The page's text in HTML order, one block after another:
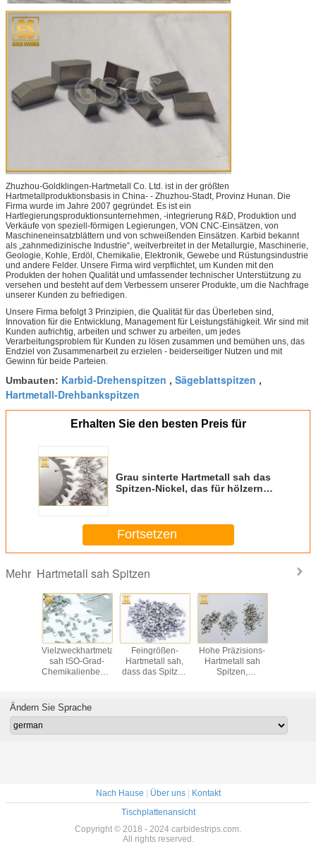
Zhuzhou-Goldklingen-Hartmetall Co. Ltd. ist in der größten
Hartmetallproduktionsbasis in China- - Zhuzhou-Stadt, Provinz Hunan. Die
Firma wurde im Jahre 2007 gegründet. Es ist ein
Hartlegierungsproduktionsunternehmen, -integrierung R&D, Produktion und
Verkäufe von speziell-förmigen Legierungen, VON CNC-Einsätzen, von
Maschineneinsatzblättern und von schweißenden Einsätzen. Karbid bekannt
als „zahnmedizinische Industrie“, weitverbreitet in der Metallurgie, Maschinerie,
Geologie, Kohle, Erdöl, Chemikalie, Elektronik, Gewebe und Rüstungsindustrie
und andere Felder. Unsere Firma wird verpflichtet, um Kunden mit den
Produkten der hohen Qualität und umfassender technischer Unterstützung zu
versehen und besteht auf dem Verbessern unserer Produkte, um die Nachfrage
unserer Kunden zu befriedigen.
Unsere Firma befolgt 3 Prinzipien, die Qualität für das Überleben sind,
Innovation für die Entwicklung, Management für Leistungsfähigkeit. Wir sind mit
Kunden aufrichtig, arbeiten und schwer zu arbeiten, um jedes
Verarbeitungsproblem für Kunden zu lösen zusammen und bemühen uns, das
Endziel von Zusammenarbeit zu erzielen - beiderseitiger Nutzen und mit
Gewinn für beide Parteien.
Umbauten: Karbid-Drehenspitzen , Sägeblattspitzen ,
Hartmetall-Drehbankspitzen
Erhalten Sie den besten Preis für
Grau sinterte Hartmetall sah das
Spitzen-Nickel, das für hölzernen
Fortsetzen
Mehr Hartmetall sah Spitzen
Vielzweckhartmetall
sah ISO-Grad-
Chemikalienbeständigkeit
Feingrößen-
Hartmetall sah,
dass das Spitzen
Lebensdauer sah
Hohe Präzisions-
Hartmetall sah
Spitzen,
Ändern Sie Sprache
Nach Hause Über uns|
Kontakt
Tischplattenansicht
Copyright © 2018 - 2024 carbidestrips.com.
All rights reserved.